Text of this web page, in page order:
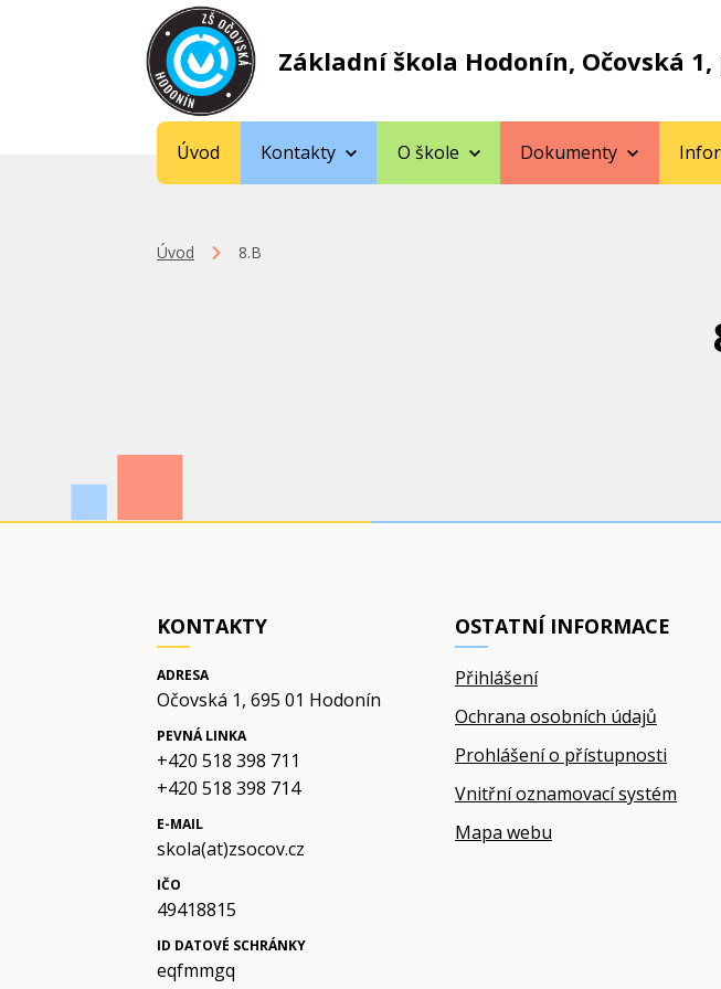
Základní škola Hodonín, Očovská
Úvod Kontakty O škole Dokumenty
Úvod 8.B
KONTAKTY
ADRESA
Očovská 1, 695 01 Hodonín
PEVNÁ LINKA
+420 518 398 711
+420 518 398 714
E-MAIL
skola(at)zsocov.cz
IČO
49418815
ID DATOVÉ SCHRÁNKY
eqfmmgq
OSTATNÍ INFORMACE
Přihlášení
Ochrana osobních údajů
Prohlášení o přístupnosti
Vnitřní oznamovací systém
Mapa webu